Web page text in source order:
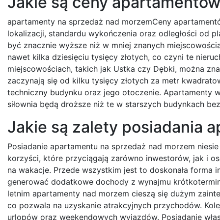
apartamenty na sprzedaż nad morzemCeny
lokalizacji, standardu wykończenia oraz odległości od
być znacznie wyższe niż w mniej znanych
nawet kilka dziesięciu tysięcy złotych, co czyni te
miejscowościach, takich jak Ustka czy Dębki, można
zaczynają się od kilku tysięcy złotych za metr
techniczny budynku oraz jego otoczenie. Apartamenty
siłownia będą droższe niż te w starszych budynkach
Jakie są zalety posiadania
Posiadanie apartamentu na sprzedaż nad morzem
korzyści, które przyciągają zarówno inwestorów, jak i
na wakacje. Przede wszystkim jest to doskonała forma
generować dodatkowe dochody z wynajmu
letnim apartamenty nad morzem cieszą się dużym
co pozwala na uzyskanie atrakcyjnych przychodów.
urlopów oraz weekendowych wyjazdów. Posiadanie